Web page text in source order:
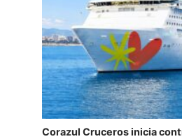
Corazul Cruceros inicia